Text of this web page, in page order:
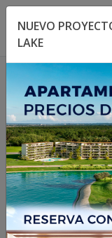
Toggle
NUEVO
LAKE